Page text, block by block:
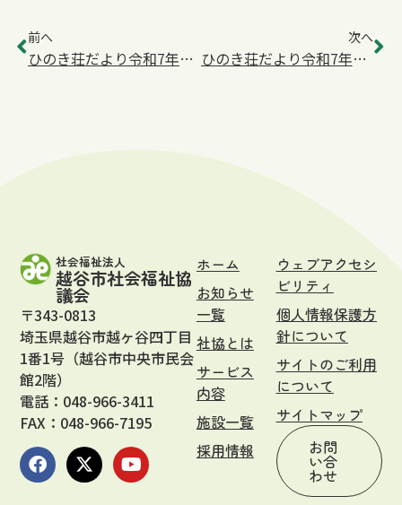
前へ
ひのき荘だより令和7年５月号
次へ
ひのき荘だより令和7年６月号
社会福祉法人
越谷市社会福祉協
議会
〒343-0813
埼玉県越谷市越ヶ谷四丁目
1番1号（越谷市中央市民会
館2階）
電話：048-966-3411
FAX：048-966-7195
ホーム
お知らせ
一覧
社協とは
サービス
内容
施設一覧
採用情報
ウェブアクセシ
ビリティ
個人情報保護方
針について
サイトのご利用
について
サイトマップ
お問
い合
わせ